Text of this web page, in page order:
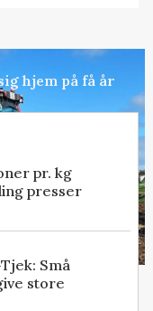
hjem på få år
pr. kg
presser
Små
store